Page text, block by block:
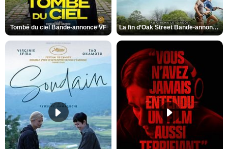
Tombé du ciel Bande-annonce VF La fin d’Oak Street Bande-annonce VO STFR